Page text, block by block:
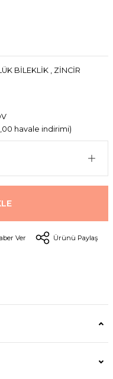
BİLEKLİK , ZİNCİR
havale indirimi)
Ver Ürünü Paylaş